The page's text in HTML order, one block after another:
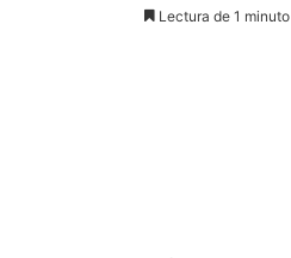
Lectura de 1 minuto